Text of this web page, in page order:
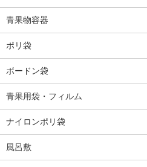
青果物容器
ポリ袋
ボードン袋
青果用袋・フィルム
ナイロンポリ袋
風呂敷